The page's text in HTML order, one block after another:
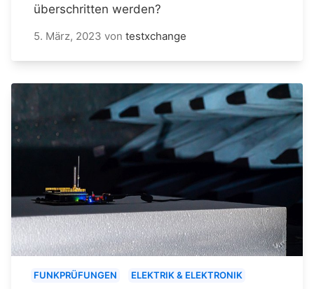
überschritten werden?
5. März, 2023 von testxchange
FUNKPRÜFUNGEN
ELEKTRIK & ELEKTRONIK